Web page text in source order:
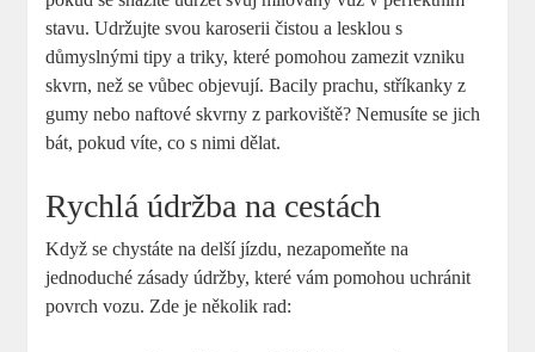
stavu. Udržujte svou karoserii čistou a lesklou s
důmyslnými tipy a triky, které pomohou zamezit vzniku
skvrn, než se vůbec objevují. Bacily prachu, stříkanky z
gumy nebo naftové skvrny z parkoviště? Nemusíte se jich
bát, pokud víte, co s nimi dělat.
Rychlá údržba na cestách
Když se chystáte na delší jízdu, nezapomeňte na
jednoduché zásady údržby, které vám pomohou uchránit
povrch vozu. Zde je několik rad: